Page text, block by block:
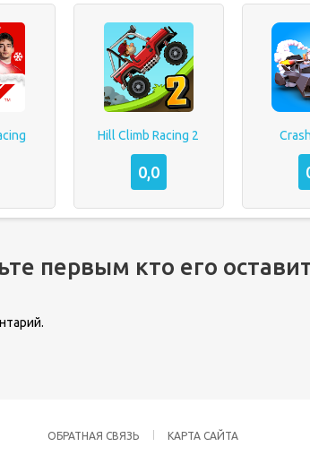
Hill Climb Racing 2
0,0
первым кто его
ОБРАТНАЯ СВЯЗЬ КАРТА САЙТА